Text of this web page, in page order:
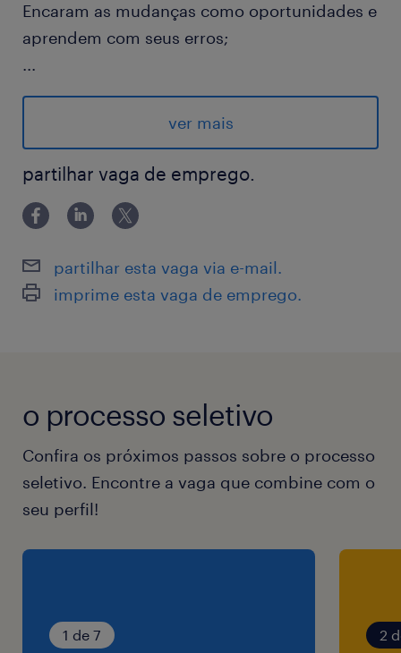
Encaram as mudanças como oportunidades e
aprendem com seus erros;
...
A excelência e a execução são primordiais na
sua forma de fazer as coisas;
Promovem o bom clima, a alegria e a
diversão;
desfrutam trabalhando em equipe.
Possuir formação superior completa;
Visão analítica;
Noções em gestão de riscos e prevenção de
perdas;
ver mais
partilhar vaga de emprego.
partilhar esta vaga via e-mail.
imprime esta vaga de emprego.
o processo seletivo
Confira os próximos passos sobre o processo
seletivo. Encontre a vaga que combine com o
seu perfil!
1 de 7 2